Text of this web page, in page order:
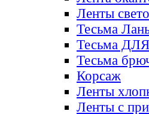
Ленты
Тесьма
Тесьма
Тесьма
Корсаж
Ленты
Ленты с